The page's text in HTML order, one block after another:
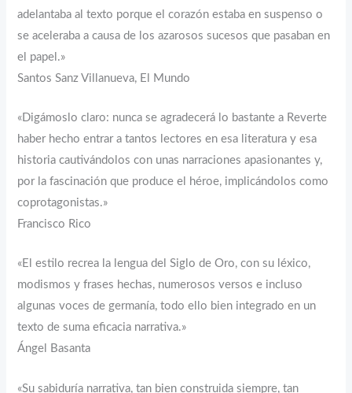
adelantaba al texto porque el corazón estaba en suspenso o
se aceleraba a causa de los azarosos sucesos que pasaban en
el papel.»
Santos Sanz Villanueva, El Mundo
«Digámoslo claro: nunca se agradecerá lo bastante a Reverte
haber hecho entrar a tantos lectores en esa literatura y esa
historia cautivándolos con unas narraciones apasionantes y,
por la fascinación que produce el héroe, implicándolos como
coprotagonistas.»
Francisco Rico
«El estilo recrea la lengua del Siglo de Oro, con su léxico,
modismos y frases hechas, numerosos versos e incluso
algunas voces de germanía, todo ello bien integrado en un
texto de suma eficacia narrativa.»
Ángel Basanta
«Su sabiduría narrativa, tan bien construida siempre, tan